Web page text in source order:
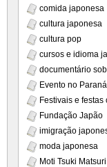
comida japonesa
cultura japonesa
cultura pop
cursos e idioma
documentário
Evento no Paraná
Festivais e festas
Fundação Japão
imigração
moda japonesa
Moti Tsuki Matsuri